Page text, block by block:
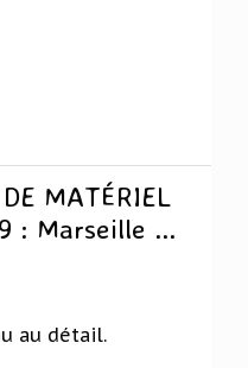
MATÉRIEL
: Marseille ...
au détail.